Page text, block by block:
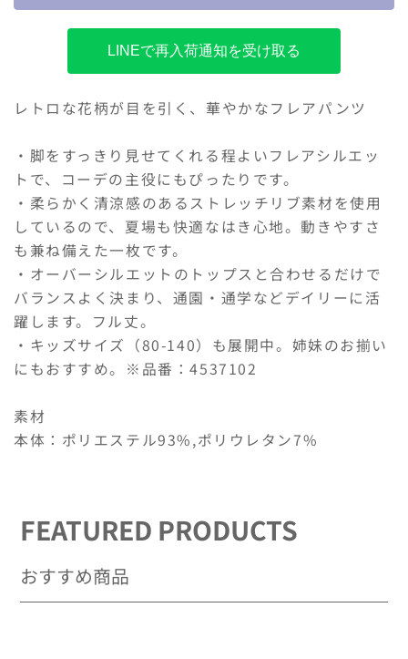
ー
パ
ツ
ス
ク
ー
ル
サ
イ
ズ
の
数
量
減
ら
す
ー
レ
ア
パ
ス
ク
ー
ル
サ
イ
ズ
の
数
量
す
LINEで再入荷通知を受け取る
レトロな花柄が目を引く、華やかなフレアパンツ
・脚をすっきり見せてくれる程よいフレアシルエッ
トで、コーデの主役にもぴったりです。
・柔らかく清涼感のあるストレッチリブ素材を使用
しているので、夏場も快適なはき心地。動きやすさ
も兼ね備えた一枚です。
・オーバーシルエットのトップスと合わせるだけで
バランスよく決まり、通園・通学などデイリーに活
躍します。フル丈。
・キッズサイズ（80-140）も展開中。姉妹のお揃い
にもおすすめ。※品番：4537102
素材
本体：ポリエステル93%,ポリウレタン7%
FEATURED PRODUCTS
おすすめ商品